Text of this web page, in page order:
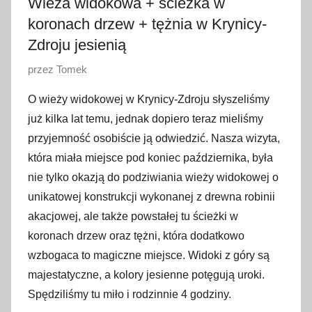
koronach drzew + tężnia w Krynicy-
Zdroju jesienią
O
u
b
l
i
k
o
w
a
n
3
przez Tomek
O wieży widokowej w Krynicy-Zdroju słyszeliśmy
już kilka lat temu, jednak dopiero teraz mieliśmy
przyjemność osobiście ją odwiedzić. Nasza wizyta,
która miała miejsce pod koniec października, była
nie tylko okazją do podziwiania wieży widokowej o
unikatowej konstrukcji wykonanej z drewna robinii
akacjowej, ale także powstałej tu ścieżki w
koronach drzew oraz tężni, która dodatkowo
wzbogaca to magiczne miejsce. Widoki z góry są
majestatyczne, a kolory jesienne potęgują uroki.
Spędziliśmy tu miło i rodzinnie 4 godziny.